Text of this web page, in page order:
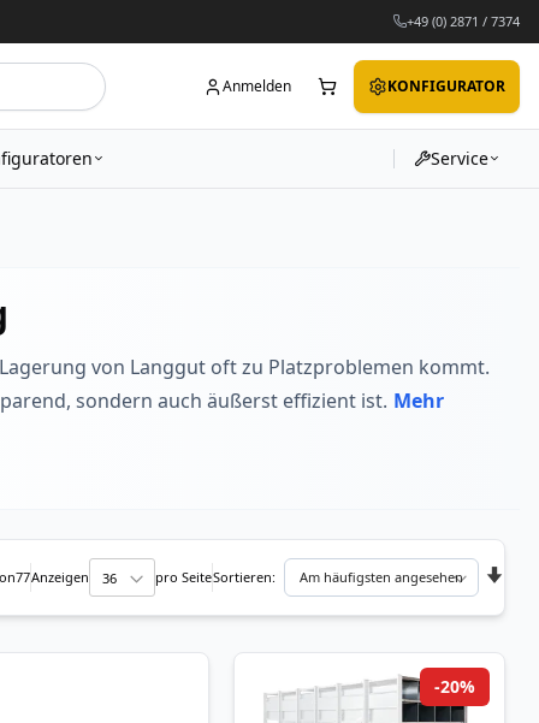
+49 (0) 2871 / 7374
Anmelden KONFIGURATOR
Service
von Langgut oft zu Platzproblemen kommt.
sondern auch äußerst effizient ist. Mehr
77Anzeigen pro SeiteSortieren
In
-20%